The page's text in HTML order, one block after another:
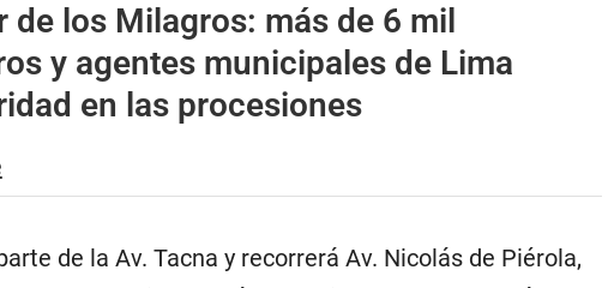
de los Milagros: más de 6 mil
y agentes municipales de Lima
en las procesiones
de la Av. Tacna y recorrerá Av. Nicolás de Piérola,